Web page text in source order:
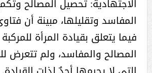
الاجتهادية: تحصيل المصالح
المفاسد وتقليلها، مبينة أن
فيما يتعلق بقيادة المرأة
المصالح والمفاسد، ولم تتعرض